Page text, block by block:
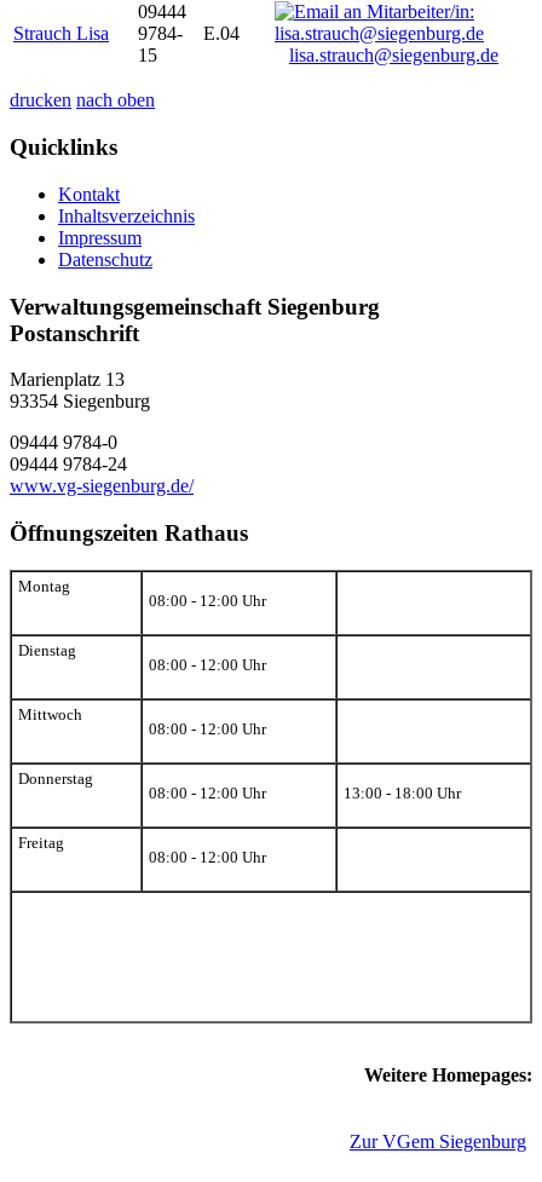
Strauch Lisa
09444
9784-
15
E.04
lisa.strauch@siegenburg.de
drucken nach oben
Quicklinks
Kontakt
Inhaltsverzeichnis
Impressum
Datenschutz
Verwaltungsgemeinschaft Siegenburg
Postanschrift
Marienplatz 13
93354 Siegenburg
09444 9784-0
09444 9784-24
www.vg-siegenburg.de/
Öffnungszeiten Rathaus
Montag
08:00 - 12:00 Uhr
Dienstag
08:00 - 12:00 Uhr
Mittwoch
08:00 - 12:00 Uhr
Donnerstag
08:00 - 12:00 Uhr
13:00 - 18:00 Uhr
Freitag
08:00 - 12:00 Uhr
Weitere Homepages:
Zur VGem Siegenburg